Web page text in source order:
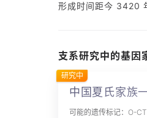
形成时间距今 3420
支系研究中的基因
中国夏氏家族
可能的遗传标记：O-
研究中